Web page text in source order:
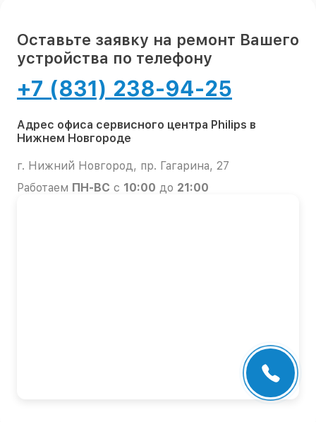
Оставьте заявку на ремонт Вашего
устройства по телефону
+7 (831) 238-94-25
Адрес офиса сервисного центра Philips в
Нижнем Новгороде
г. Нижний Новгород, пр. Гагарина, 27
Работаем ПН-ВС с 10:00 до 21:00